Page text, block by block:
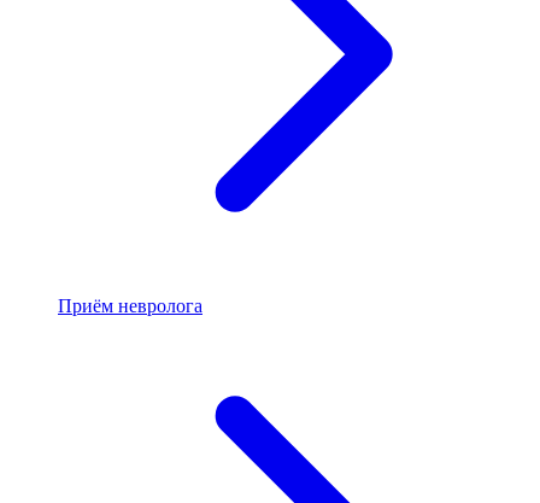
Приём невролога